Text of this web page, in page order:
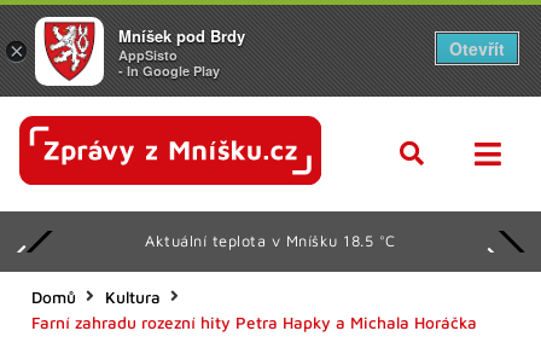
Aktuální teplota v Mníšku 18.5 °C
Domů
Kultura
Farní zahradu rozezní hity Petra Hapky a Michala Horáčka
×
Mníšek pod Brdy
AppSisto
- In Google Play
Otevřít